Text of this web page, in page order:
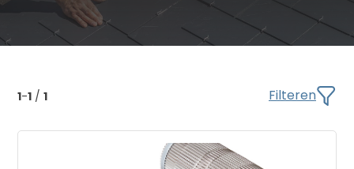
1-1 / 1 Filteren